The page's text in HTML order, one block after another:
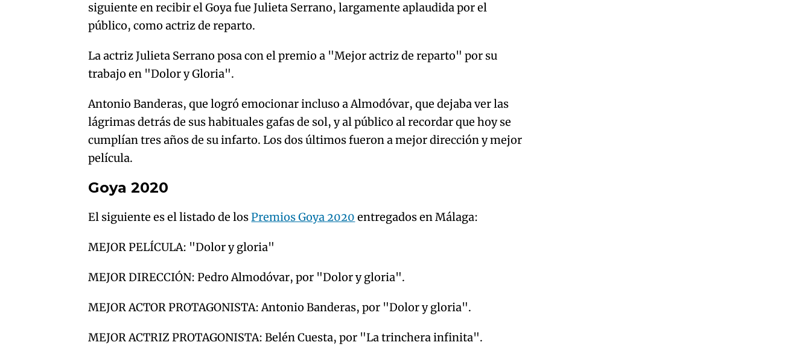
siguiente en recibir el Goya fue Julieta Serrano, largamente aplaudida por el
público, como actriz de reparto.
La actriz Julieta Serrano posa con el premio a "Mejor actriz de reparto" por su
trabajo en "Dolor y Gloria".
Antonio Banderas, que logró emocionar incluso a Almodóvar, que dejaba ver las
lágrimas detrás de sus habituales gafas de sol, y al público al recordar que hoy se
cumplían tres años de su infarto. Los dos últimos fueron a mejor dirección y mejor
película.
Goya 2020
El siguiente es el listado de losPremios Goya 2020 entregados en Málaga:
MEJOR PELÍCULA: "Dolor y gloria"
MEJOR DIRECCIÓN: Pedro Almodóvar, por "Dolor y gloria".
MEJOR ACTOR PROTAGONISTA: Antonio Banderas, por "Dolor y gloria".
MEJOR ACTRIZ PROTAGONISTA: Belén Cuesta, por "La trinchera infinita".